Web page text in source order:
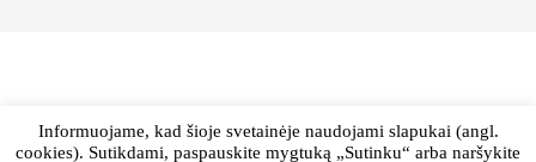
Informuojame, kad šioje svetainėje naudojami slapukai (angl.
cookies). Sutikdami, paspauskite mygtuką „Sutinku“ arba naršykite